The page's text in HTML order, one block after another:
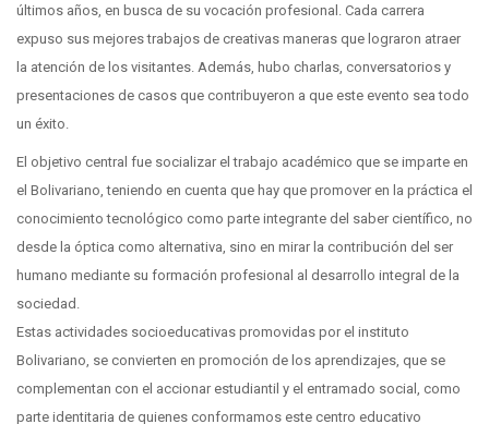
últimos años, en busca de su vocación profesional. Cada carrera
expuso sus mejores trabajos de creativas maneras que lograron atraer
la atención de los visitantes. Además, hubo charlas, conversatorios y
presentaciones de casos que contribuyeron a que este evento sea todo
un éxito.
El objetivo central fue socializar el trabajo académico que se imparte en
el Bolivariano, teniendo en cuenta que hay que promover en la práctica el
conocimiento tecnológico como parte integrante del saber científico, no
desde la óptica como alternativa, sino en mirar la contribución del ser
humano mediante su formación profesional al desarrollo integral de la
sociedad.
Estas actividades socioeducativas promovidas por el instituto
Bolivariano, se convierten en promoción de los aprendizajes, que se
complementan con el accionar estudiantil y el entramado social, como
parte identitaria de quienes conformamos este centro educativo